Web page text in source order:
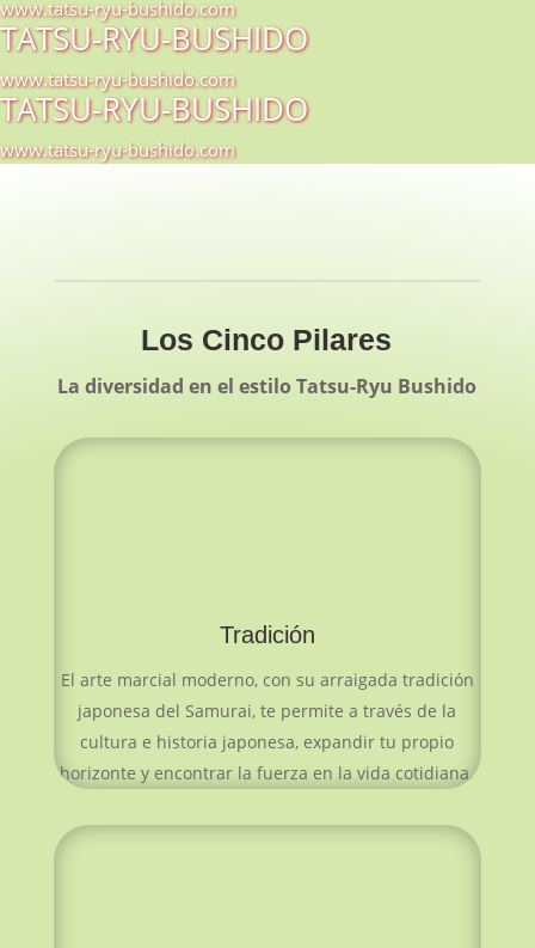
www.tatsu-ryu-bushido.com
TATSU-RYU-BUSHIDO
www.tatsu-ryu-bushido.com
TATSU-RYU-BUSHIDO
www.tatsu-ryu-bushido.com
Los Cinco Pilares
La diversidad en el estilo Tatsu-Ryu Bushido
Tradición
El arte marcial moderno, con su arraigada tradición
japonesa del Samurai, te permite a través de la
cultura e historia japonesa, expandir tu propio
horizonte y encontrar la fuerza en la vida cotidiana.